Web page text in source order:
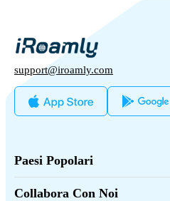
support@iroamly.com
Paesi Popolari
Turchia
Collabora Con Noi